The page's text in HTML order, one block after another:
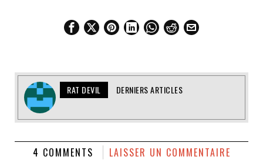
RAT DEVIL DERNIERS ARTICLES
4 COMMENTS LAISSER UN COMMENTAIRE